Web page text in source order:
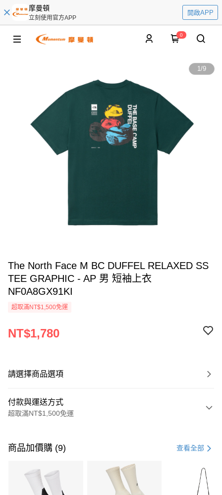
摩曼頓
立刻使用官方APP
開啟APP
0
1/9
The North Face M BC DUFFEL RELAXED SS
TEE GRAPHIC - AP 男 短袖上衣
NF0A8GX91KI
超取滿NT$1,500免運
NT$1,780
請選擇商品選項
付款與運送方式
超取滿NT$1,500免運
信用卡一次付款
3 期 0 利率 每期 21家銀行
商品加價購 (9) 查看全部